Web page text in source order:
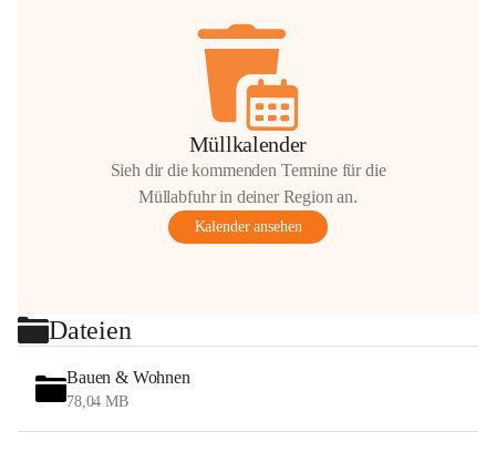
Müllkalender
Sieh dir die kommenden Termine für die
Müllabfuhr in deiner Region an.
Kalender ansehen
Dateien
Bauen & Wohnen
78,04 MB